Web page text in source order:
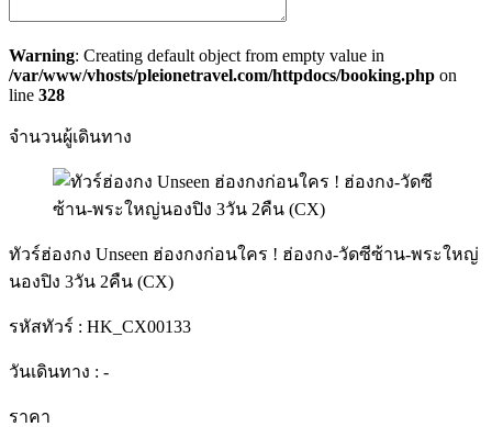
Warning: Creating default object from empty value in
/var/www/vhosts/pleionetravel.com/httpdocs/booking.php on
line 328
จำนวนผู้เดินทาง
ทัวร์ฮ่องกง Unseen ฮ่องกงก่อนใคร ! ฮ่องกง-วัดซีซ้าน-พระใหญ่
นองปิง 3วัน 2คืน (CX)
รหัสทัวร์ : HK_CX00133
วันเดินทาง : -
ราคา